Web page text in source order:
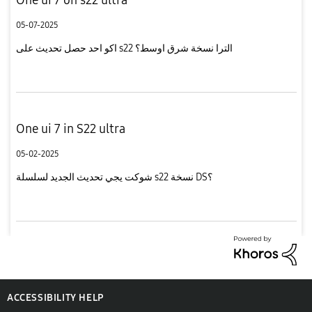
05-07-2025
اكو احد حصل تحديث على s22 الترا نسخة شرق اوسط؟
One ui 7 in S22 ultra
05-02-2025
شوكت يجي تحديث الجديد لسلسلة s22 نسخة DS؟
ACCESSIBILITY HELP